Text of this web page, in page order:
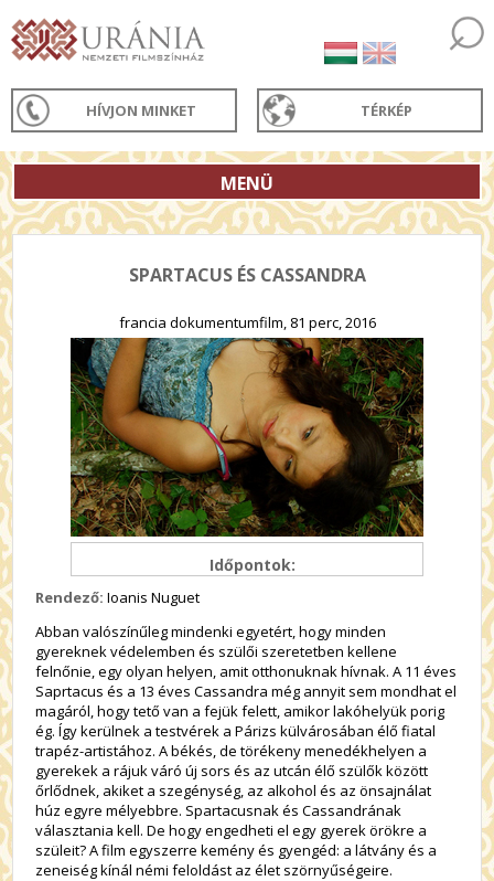
HÍVJON MINKET TÉRKÉP
MENÜ
SPARTACUS ÉS CASSANDRA
francia dokumentumfilm, 81 perc, 2016
Időpontok:
Rendező: Ioanis Nuguet
Abban valószínűleg mindenki egyetért, hogy minden
gyereknek védelemben és szülői szeretetben kellene
felnőnie, egy olyan helyen, amit otthonuknak hívnak. A 11 éves
Saprtacus és a 13 éves Cassandra még annyit sem mondhat el
magáról, hogy tető van a fejük felett, amikor lakóhelyük porig
ég. Így kerülnek a testvérek a Párizs külvárosában élő fiatal
trapéz-artistához. A békés, de törékeny menedékhelyen a
gyerekek a rájuk váró új sors és az utcán élő szülők között
őrlődnek, akiket a szegénység, az alkohol és az önsajnálat
húz egyre mélyebbre. Spartacusnak és Cassandrának
választania kell. De hogy engedheti el egy gyerek örökre a
szüleit? A film egyszerre kemény és gyengéd: a látvány és a
zeneiség kínál némi feloldást az élet szörnyűségeire.